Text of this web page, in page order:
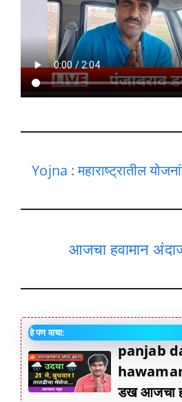
Yojna : महाराष्ट्रातील
आजचा हवामान
हे पण वाचा:
panjab
डख आजचा